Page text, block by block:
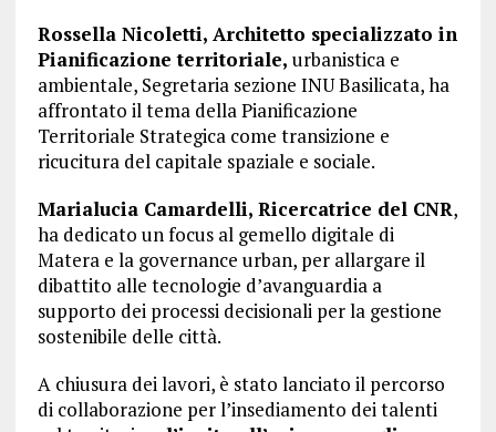
Rossella Nicoletti, Architetto specializzato in
Pianificazione territoriale, urbanistica e
ambientale, Segretaria sezione INU Basilicata, ha
affrontato il tema della Pianificazione
Territoriale Strategica come transizione e
ricucitura del capitale spaziale e sociale.
Marialucia Camardelli, Ricercatrice del CNR,
ha dedicato un focus al gemello digitale di
Matera e la governance urban, per allargare il
dibattito alle tecnologie d’avanguardia a
supporto dei processi decisionali per la gestione
sostenibile delle città.
A chiusura dei lavori, è stato lanciato il percorso
di collaborazione per l’insediamento dei talenti